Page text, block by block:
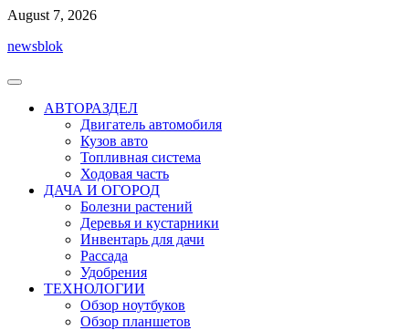
Перейти
содержимому
August 7, 2026
newsblok
АВТОРАЗДЕЛ
Двигатель автомобиля
Кузов авто
Топливная система
Ходовая часть
ДАЧА И ОГОРОД
Болезни растений
Деревья и кустарники
Инвентарь для дачи
Рассада
Удобрения
ТЕХНОЛОГИИ
Обзор ноутбуков
Обзор планшетов